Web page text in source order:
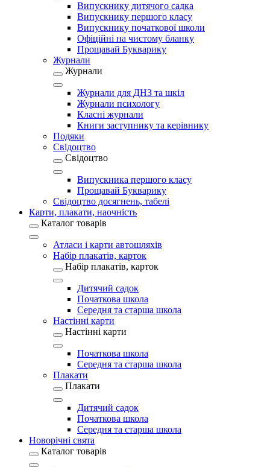
Випускнику дитячого садка
Випускнику першого класу
Випускнику початкової школи
Офіційні на чистому бланку
Прощавай Букварику
Журнали
Журнали
Журнали для ДНЗ та шкіл
Журнали психологу
Класні журнали
Книги заступнику та керівнику
Подяки
Свідоцтво
Свідоцтво
Випускника першого класу
Прощавай Букварику
Свідоцтво досягнень, табелі
Карти, плакати, наочність
Каталог товарів
Атласи і карти автошляхів
Набір плакатів, карток
Набір плакатів, карток
Дитячий садок
Початкова школа
Середня та старша школа
Настінні карти
Настінні карти
Початкова школа
Середня та старша школа
Плакати
Плакати
Дитячий садок
Початкова школа
Середня та старша школа
Новорічні свята
Каталог товарів